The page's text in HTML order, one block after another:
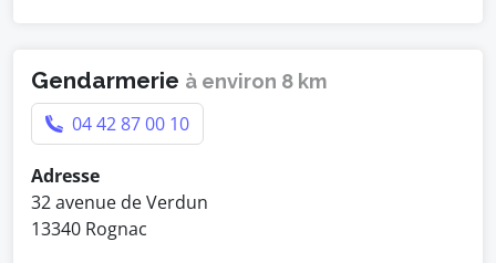
Gendarmerie à environ 8 km
04 42 87 00 10
Adresse
32 avenue de Verdun
13340 Rognac